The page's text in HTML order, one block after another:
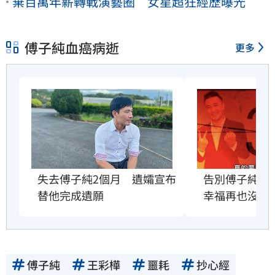
傅子純血癌病逝 更多
失去傅子純2個月　遺孀宣布
替他完成遺願
告別傅子純　
幸福再也沒有
傅子純 王彩樺 噩耗
抄心經